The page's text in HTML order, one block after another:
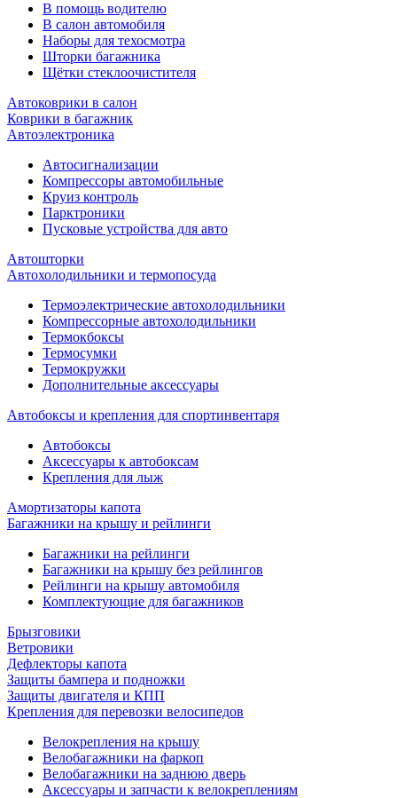
В помощь водителю
В салон автомобиля
Наборы для техосмотра
Шторки багажника
Щётки стеклоочистителя
Автоковрики в салон
Коврики в багажник
Автоэлектроника
Автосигнализации
Компрессоры автомобильные
Круиз контроль
Парктроники
Пусковые устройства для авто
Автошторки
Автохолодильники и термопосуда
Термоэлектрические автохолодильники
Компрессорные автохолодильники
Термокбоксы
Термосумки
Термокружки
Дополнительные аксессуары
Автобоксы и крепления для спортинвентаря
Автобоксы
Аксессуары к автобоксам
Крепления для лыж
Амортизаторы капота
Багажники на крышу и рейлинги
Багажники на рейлинги
Багажники на крышу без рейлингов
Рейлинги на крышу автомобиля
Комплектующие для багажников
Брызговики
Ветровики
Дефлекторы капота
Защиты бампера и подножки
Защиты двигателя и КПП
Крепления для перевозки велосипедов
Велокрепления на крышу
Велобагажники на фаркоп
Велобагажники на заднюю дверь
Аксессуары и запчасти к велокреплениям